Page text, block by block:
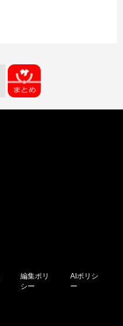
編集ポリ
シー
AIポリシ
ー